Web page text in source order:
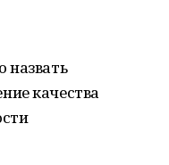
назвать
качества